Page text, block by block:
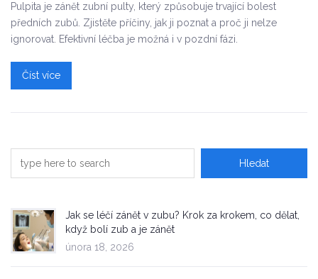
Pulpita je zánět zubní pulty, který způsobuje trvající bolest
předních zubů. Zjistěte příčiny, jak ji poznat a proč ji nelze
ignorovat. Efektivní léčba je možná i v pozdní fázi.
Číst více
Jak se léčí zánět v zubu? Krok za krokem, co dělat,
když bolí zub a je zánět
února 18, 2026